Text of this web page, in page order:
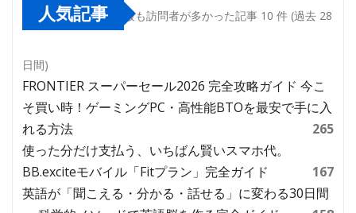
人気記事 最も訪問者が多かった記事 10 件 (過去 28
日間)
FRONTIER スーパーセール2026 完全攻略ガイド 今こ
そ買い時！ゲーミングPC・高性能BTOを最安で手に入
れる方法
265
使った分だけ支払う、いちばん賢いスマホ代。
BB.exciteモバイル「Fitプラン」完全ガイド
167
英語が「聞こえる・分かる・話せる」に変わる30日間